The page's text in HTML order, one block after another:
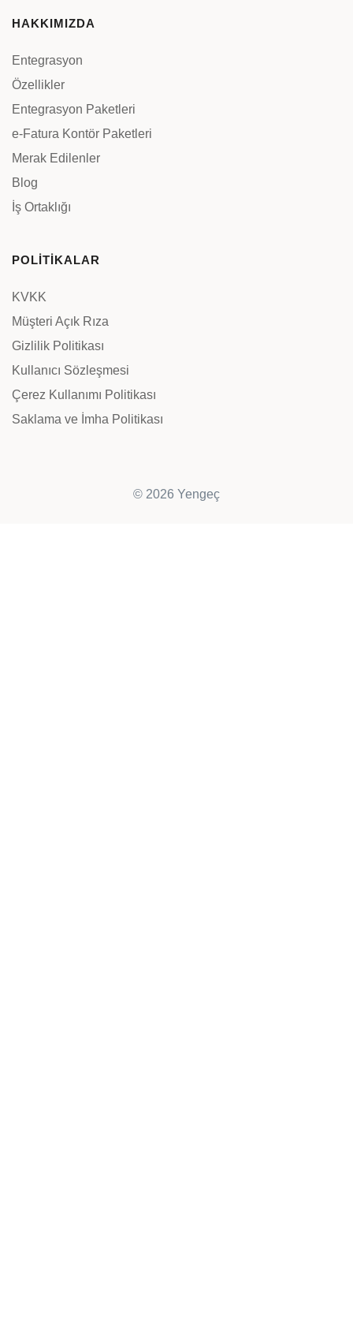
HAKKIMIZDA
Entegrasyon
Özellikler
Entegrasyon Paketleri
e-Fatura Kontör Paketleri
Merak Edilenler
Blog
İş Ortaklığı
POLİTİKALAR
KVKK
Müşteri Açık Rıza
Gizlilik Politikası
Kullanıcı Sözleşmesi
Çerez Kullanımı Politikası
Saklama ve İmha Politikası
© 2026 Yengeç